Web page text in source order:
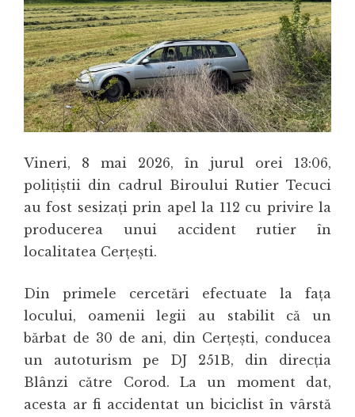
Vineri, 8 mai 2026, în jurul orei 13:06,
polițiștii din cadrul Biroului Rutier Tecuci
au fost sesizați prin apel la 112 cu privire la
producerea unui accident rutier în
localitatea Cerțești.
Din primele cercetări efectuate la fața
locului, oamenii legii au stabilit că un
bărbat de 30 de ani, din Cerțești, conducea
un autoturism pe DJ 251B, din direcția
Blânzi către Corod. La un moment dat,
acesta ar fi accidentat un biciclist în vârstă